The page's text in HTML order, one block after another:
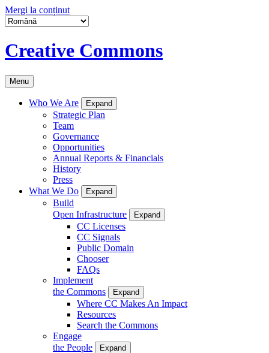
Mergi la conținut
Creative Commons
Menu
Who We Are Expand
Strategic Plan
Team
Governance
Opportunities
Annual Reports & Financials
History
Press
What We Do
Expand
Build
Open Infrastructure
Expand
CC Licenses
CC Signals
Public Domain
Chooser
FAQs
Implement
the Commons
Expand
Where CC Makes An Impact
Resources
Search the Commons
Engage
the People
Expand